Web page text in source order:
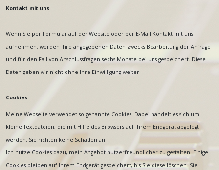
Kontakt mit uns
Wenn Sie per Formular auf der Website oder per E-Mail Kontakt mit uns
aufnehmen, werden Ihre angegebenen Daten zwecks Bearbeitung der Anfrage
und für den Fall von Anschlussfragen sechs Monate bei uns gespeichert. Diese
Daten geben wir nicht ohne Ihre Einwilligung weiter.
Cookies
Meine Webseite verwendet so genannte Cookies. Dabei handelt es sich um
kleine Textdateien, die mit Hilfe des Browsers auf Ihrem Endgerät abgelegt
werden. Sie richten keine Schaden an.
Ich nutze Cookies dazu, mein Angebot nutzerfreundlicher zu gestalten. Einige
Cookies bleiben auf Ihrem Endgerät gespeichert, bis Sie diese löschen. Sie